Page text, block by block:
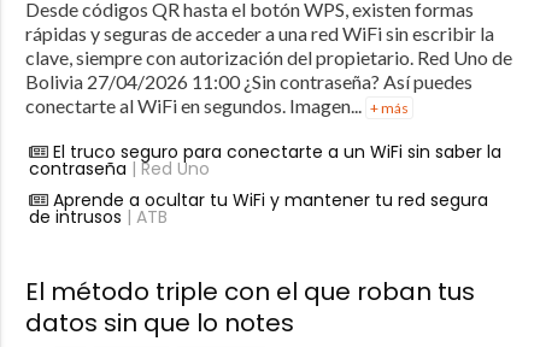
Desde códigos QR hasta el botón WPS, existen formas
rápidas y seguras de acceder a una red WiFi sin escribir la
clave, siempre con autorización del propietario. Red Uno de
Bolivia 27/04/2026 11:00 ¿Sin contraseña? Así puedes
conectarte al WiFi en segundos. Imagen...
+ más
El truco seguro para conectarte a un WiFi sin saber la
contraseña | Red Uno
Aprende a ocultar tu WiFi y mantener tu red segura
de intrusos | ATB
El método triple con el que roban tus
datos sin que lo notes